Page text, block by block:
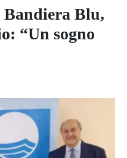
Blu,
“Un sogno